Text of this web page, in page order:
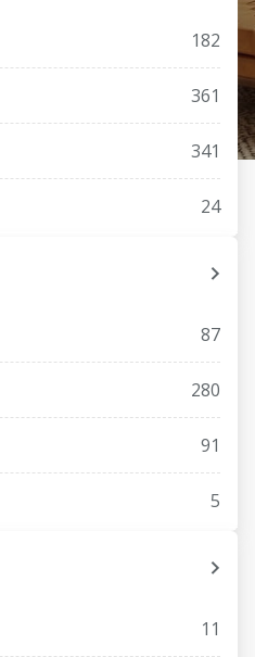
182
361
341
24
87
280
91
5
11